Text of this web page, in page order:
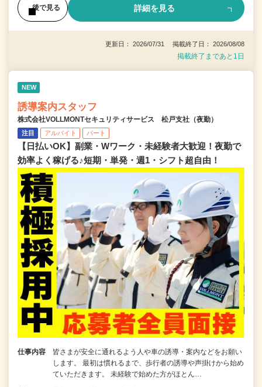
後で見る 詳細を見る
更新日： 2026/07/31 掲載終了日： 2026/08/08
掲載終了まであと1日
NEW
誘導案内スタッフ
株式会社VOLLMONTセキュリティサービス 松戸支社（夜勤）
注目 アルバイト パート
【日払いOK】副業・Wワーク・未経験者大歓迎！夜勤で
効率よく稼げる♪短期・単発・週1・シフト超自由！
仕事内容
皆さまが安全に通れるよう人や車の誘導・案内などをお願い
します。 最初は慣れるまで、歩行者の誘導や声掛けから始め
ていただきます。 未経験で始めた方がほとん…